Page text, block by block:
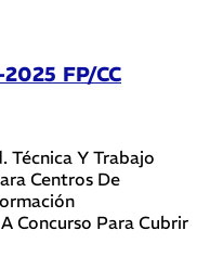
FP/CC
Técnica Y Trabajo
Centros De
Concurso Para Cubrir